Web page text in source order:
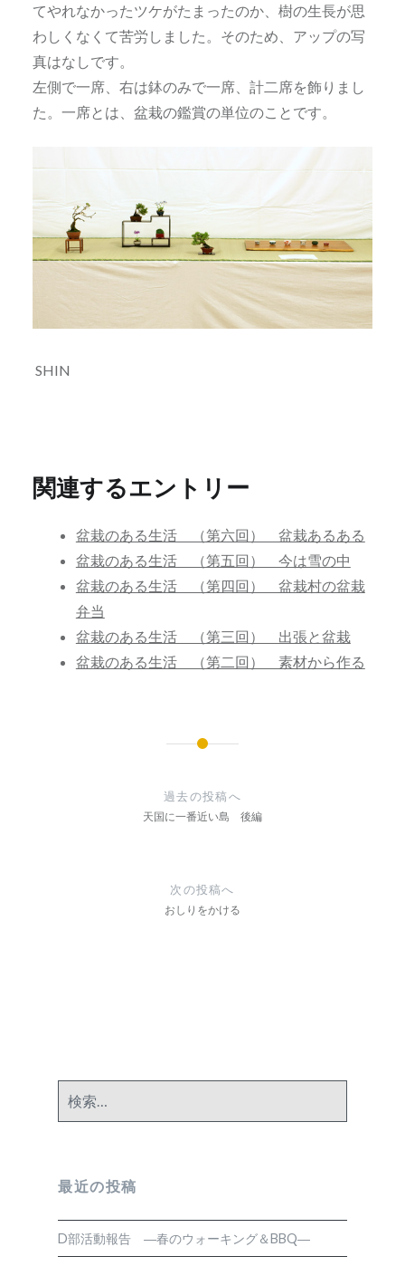
てやれなかったツケがたまったのか、樹の生長が思
わしくなくて苦労しました。そのため、アップの写
真はなしです。
左側で一席、右は鉢のみで一席、計二席を飾りまし
た。一席とは、盆栽の鑑賞の単位のことです。
SHIN
関連するエントリー
盆栽のある生活 （第六回） 盆栽あるある
盆栽のある生活 （第五回） 今は雪の中
盆栽のある生活 （第四回） 盆栽村の盆栽
弁当
盆栽のある生活 （第三回） 出張と盆栽
盆栽のある生活 （第二回） 素材から作る
過去の投稿へ
天国に一番近い島 後編
次の投稿へ
おしりをかける
索:
最近の投稿
D部活動報告 ―春のウォーキング＆BBQ―